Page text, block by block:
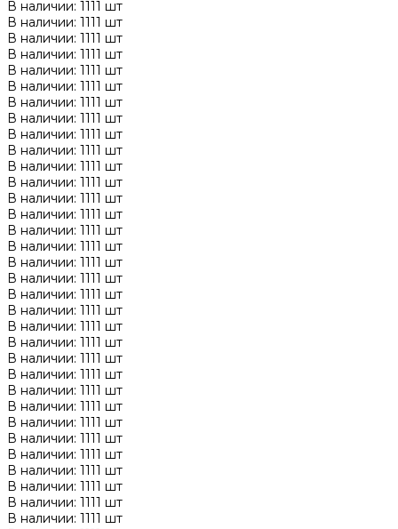
В наличии: 1111 шт
В наличии: 1111 шт
В наличии: 1111 шт
В наличии: 1111 шт
В наличии: 1111 шт
В наличии: 1111 шт
В наличии: 1111 шт
В наличии: 1111 шт
В наличии: 1111 шт
В наличии: 1111 шт
В наличии: 1111 шт
В наличии: 1111 шт
В наличии: 1111 шт
В наличии: 1111 шт
В наличии: 1111 шт
В наличии: 1111 шт
В наличии: 1111 шт
В наличии: 1111 шт
В наличии: 1111 шт
В наличии: 1111 шт
В наличии: 1111 шт
В наличии: 1111 шт
В наличии: 1111 шт
В наличии: 1111 шт
В наличии: 1111 шт
В наличии: 1111 шт
В наличии: 1111 шт
В наличии: 1111 шт
В наличии: 1111 шт
В наличии: 1111 шт
В наличии: 1111 шт
В наличии: 1111 шт
В наличии: 1111 шт